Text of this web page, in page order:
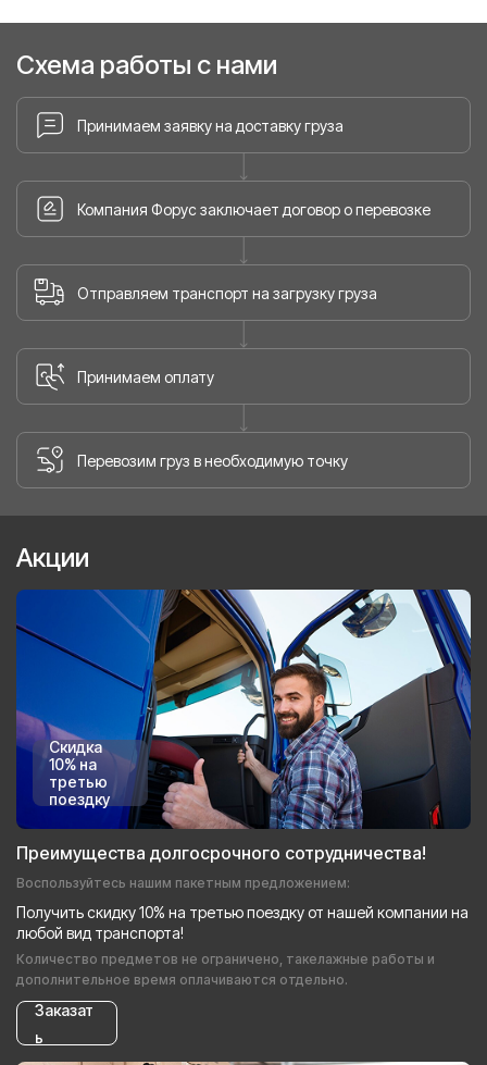
Схема работы с нами
Принимаем заявку на доставку груза
Компания Форус заключает договор о перевозке
Отправляем транспорт на загрузку груза
Принимаем оплату
Перевозим груз в необходимую точку
Акции
Скидка
10% на
третью
поездку
Преимущества долгосрочного сотрудничества!
Воспользуйтесь нашим пакетным предложением:
Получить скидку 10% на третью поездку от нашей компании на
любой вид транспорта!
Количество предметов не ограничено, такелажные работы и
дополнительное время оплачиваются отдельно.
Заказат
ь